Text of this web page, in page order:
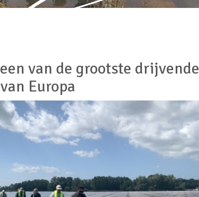
van de grootste drijvende
Europa